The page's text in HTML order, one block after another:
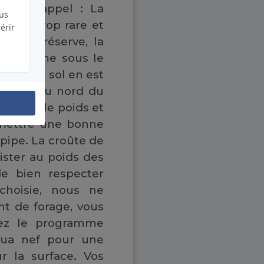
rappel : La
y est trop rare et
votre réserve, la
même sous le
le sol en est
au nord du
le poids et
une bonne
La croûte de
au poids des
bien respecter
nous ne
de forage, vous
le programme
nef pour une
la surface. Vos